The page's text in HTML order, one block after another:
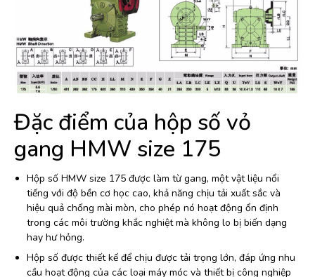
Đặc điểm của hộp số vỏ
gang HMW size 175
Hộp số HMW size 175 được làm từ gang, một vật liệu nổi
tiếng với độ bền cơ học cao, khả năng chịu tải xuất sắc và
hiệu quả chống mài mòn, cho phép nó hoạt động ổn định
trong các môi trường khắc nghiệt mà không lo bị biến dạng
hay hư hỏng.
Hộp số được thiết kế để chịu được tải trọng lớn, đáp ứng nhu
cầu hoạt động của các loại máy móc và thiết bị công nghiệp